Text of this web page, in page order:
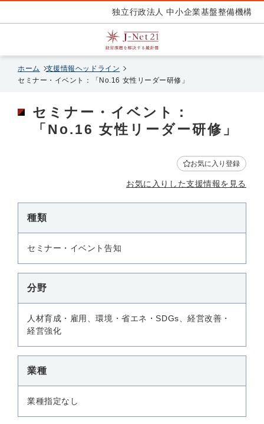
独立行政法人 中小企業基盤整備機構
ホーム
支援情報ヘッドライン
セミナー・イベント：「No.16 女性リーダー研修」
セミナー・イベント：
「No.16 女性リーダー研修」
お気に入り登録
お気に入りした支援情報を見る
種類
セミナー・イベント告知
分野
人材育成・雇用、環境・省エネ・SDGs、経営改善・
経営強化
業種
業種指定なし